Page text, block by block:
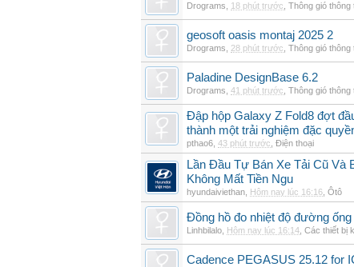
Drograms 18 phút trước Thông gió thông
geosoft oasis montaj 2025 2
Drograms 28 phút trước Thông gió thông
Paladine DesignBase 6.2
Drograms 41 phút trước Thông gió thông
Đập hộp Galaxy Z Fold8 đợt
thành một trải nghiệm đặc
pthao6 43 phút trước Điện thoại
Lần Đầu Tự Bán Xe Tải Cũ Và
Không Mất Tiền Ngu
hyundaiviethan Hôm nay lúc 16:16 Ôtô
Đồng hồ đo nhiệt độ đường
Linhbilalo Hôm nay lúc 16:14 Các thiết bị
Cadence PEGASUS 25.12 for